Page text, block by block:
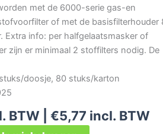
met de 6000-serie gas-en
of met de basisfilterhouder
Extra info: per halfgelaatsmasker of
zijn er minimaal 2 stoffilters nodig. De
doosje, 80 stuks/karton
BTW | €5,77 incl. BTW